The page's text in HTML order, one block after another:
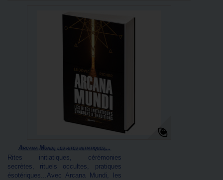
Arcana Mundi, les rites initiatiques,...
Rites initiatiques, cérémonies
secrètes, rituels occultes, pratiques
ésotériques...Avec Arcana Mundi, les